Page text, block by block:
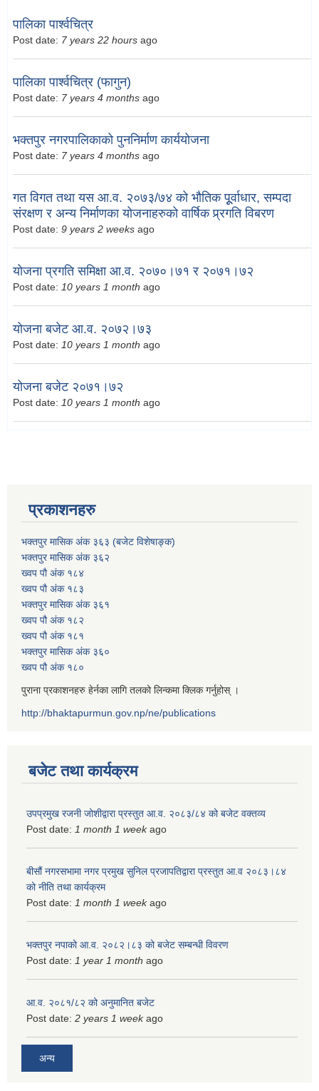
पालिका पार्श्वचित्र
Post date: 7 years 22 hours ago
पालिका पार्श्वचित्र (फागुन)
Post date: 7 years 4 months ago
भक्तपुर नगरपालिकाको पुननिर्माण कार्ययोजना
Post date: 7 years 4 months ago
गत विगत तथा यस आ.व. २०७३/७४ को भौतिक पूूर्वाधार, सम्पदा
संरक्षण र अन्य निर्माणका योजनाहरुको वार्षिक प्र्रगति विबरण
Post date: 9 years 2 weeks ago
योजना प्रगति समिक्षा आ.व. २०७०।७१ र २०७१।७२
Post date: 10 years 1 month ago
योजना बजेट आ.व. २०७२।७३
Post date: 10 years 1 month ago
योजना बजेट २०७१।७२
Post date: 10 years 1 month ago
प्रकाशनहरु
भक्तपुर मासिक अंक ३६३ (बजेट विशेषाङ्क)
भक्तपुर मासिक अंक ३६२
ख्वप पौ अंक १८४
ख्वप पौ अंक १८३
भक्तपुर मासिक अंक ३६१
ख्वप पौ अंक १८२
ख्वप पौ अंक १८१
भक्तपुर मासिक अंक ३६०
ख्वप पौ अंक १८०
पुराना प्रकाशनहरु हेर्नका लागि तलको लिन्कमा क्लिक गर्नुहोस् ।
http://bhaktapurmun.gov.np/ne/publications
बजेट तथा कार्यक्रम
उपप्रमुख रजनी जोशीद्वारा प्रस्तुत आ.व. २०८३/८४ को बजेट वक्तव्य
Post date: 1 month 1 weekago
बीसौं नगरसभामा नगर प्रमुख सुनिल प्रजापतिद्वारा प्रस्तुत आ.व‍ २०८३।८४
को नीति तथा कार्यक्रम
Post date: 1 month 1 weekago
भक्तपुर नपाको आ.व. २०८२।८३ को बजेट सम्बन्धी विवरण
Post date: 1 year 1 month ago
आ.व. २०८१/८२ को अनुमानित बजेट
Post date: 2 years 1 weekago
अन्य